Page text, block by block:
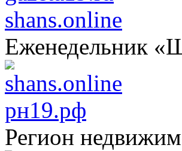
shans.online
Еженедельник
рн19.рф
Регион